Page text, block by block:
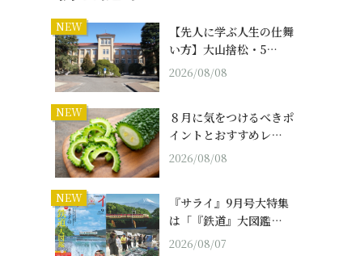
NEW
【先人に学ぶ人生の仕舞
い方】大山捨松・5…
2026/08/08
NEW
８月に気をつけるべきポ
イントとおすすめレ…
2026/08/08
NEW
『サライ』9月号大特集
は「『鉄道』大図鑑…
2026/08/07